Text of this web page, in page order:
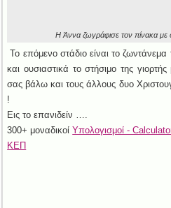
Η Άννα ζωγράφισε τον πίνακα με
Το επόμενο στάδιο είναι το
και ουσιαστικά το στήσιμο της
σας βάλω και τους άλλους δυο
!
Εις το επανιδείν ….
300+ μοναδικοίΥπολογισμοί -
ΚΕΠ